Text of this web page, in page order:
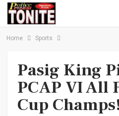
Home Sports
Pasig King
PCAP VI All
Cup Champs!